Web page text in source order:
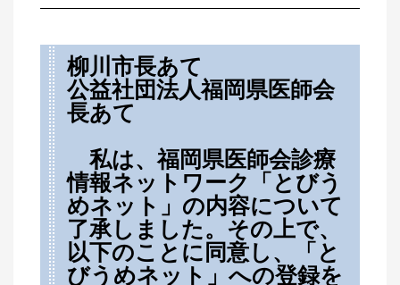
柳川市長あて
公益社団法人福岡県医師会
長あて
私は、福岡県医師会診療
情報ネットワーク「とびう
めネット」の内容について
了承しました。その上で、
以下のことに同意し、「と
びうめネット」への登録を